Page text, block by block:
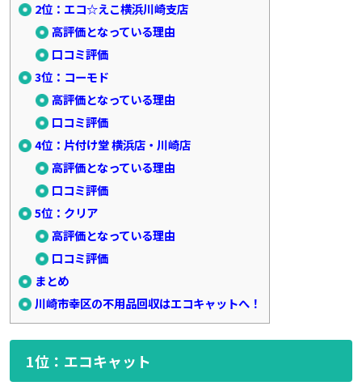
2位：エコ☆えこ横浜川崎支店
高評価となっている理由
口コミ評価
3位：コーモド
高評価となっている理由
口コミ評価
4位：片付け堂 横浜店・川崎店
高評価となっている理由
口コミ評価
5位：クリア
高評価となっている理由
口コミ評価
まとめ
川崎市幸区の不用品回収はエコキャットへ！
1位：エコキャット